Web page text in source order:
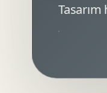
Minimal Logo Tasarimi
Premium Logo Tasarimi
Logo Revizyonu
Tasarım